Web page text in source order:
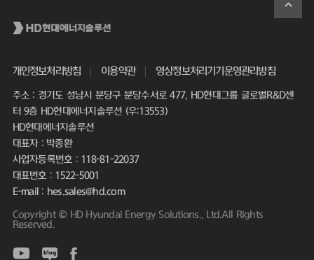
개인정보처리방침 이용약관 영상정보처리기기운영관리방침
주소 : 경기도 성남시 분당구 분당수서로 477, HD현대그룹 글로벌R&D센
터 9층 HD현대에너지솔루션 (우:13553)
HD현대에너지솔루션
대표자 : 박종환
사업자등록번호 : 118-81-22037
대표번호 : 1522-5001
E-mail : hes.sales@hd.com
Copyright © HD Hyundai Energy Solutions., Ltd.All Rights
Reserved.